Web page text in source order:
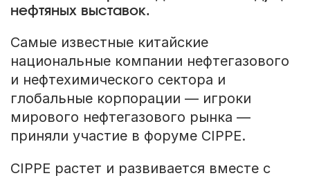
нефтяных выставок.
Самые известные китайские
национальные компании нефтегазового
и нефтехимического сектора и
глобальные корпорации — игроки
мирового нефтегазового рынка —
приняли участие в форуме CIPPE.
CIPPE растет и развивается вместе с